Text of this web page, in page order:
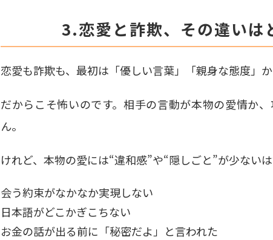
3.恋愛と詐欺、その違いは
恋愛も詐欺も、最初は「優しい言葉」「親身な態度」か
だからこそ怖いのです。相手の言動が本物の愛情か
ん。
けれど、本物の愛には“違和感”や“隠しごと”が少ないは
会う約束がなかなか実現しない
日本語がどこかぎこちない
お金の話が出る前に「秘密だよ」と言われた